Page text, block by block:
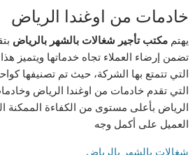
خادمات من اوغندا الرياض
يهتممكتب تأجير شغالات بالشهر بالرياض
تضمن إرضاء العملاء تجاه خدماتها ويتميز هذا
التي تتمتع بها الشركة، حيث تم تصنيفها
التي تقدم خادمات من اوغندا الرياض
الرياض بأعلى مستوى من الكفاءة الممكنة
العميل على أكمل وجه
شغالات بالشهر بالرياض